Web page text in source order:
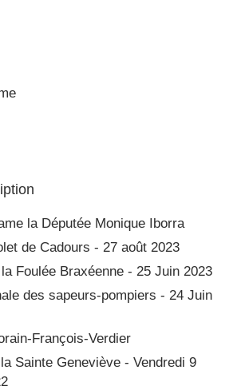
la Députée Monique Iborra
de Cadours - 27 août 2023
Foulée Braxéenne - 25 Juin 2023
des sapeurs-pompiers - 24 Juin
François-Verdier
Sainte Geneviève - Vendredi 9